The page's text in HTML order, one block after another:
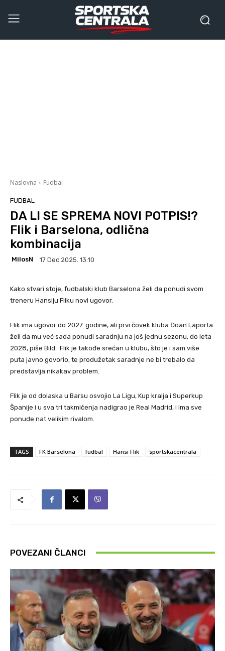
Naslovna Fudbal
FUDBAL
DA LI SE SPREMA NOVI POTPIS!?
Flik i Barselona, odlična
kombinacija
MilosN 17 Dec 2025. 13:10
Kako stvari stoje, fudbalski klub Barselona želi da ponudi svom
treneru Hansiju Fliku novi ugovor.
Flik ima ugovor do 2027. godine, ali prvi čovek kluba Đoan Laporta
želi da mu već sada ponudi saradnju na još jednu sezonu, do leta
2028, piše Bild. Flik je takođe srećan u klubu, što je i sam više
puta javno govorio, te produžetak saradnje ne bi trebalo da
predstavlja nikakav problem.
Flik je od dolaska u Barsu osvojio La Ligu, Kup kralja i Superkup
Španije i u sva tri takmičenja nadigrao je Real Madrid, i ima sve
ponude nat velikim rivalom.
TAGS FK Barselona fudbal Hansi Flik sportskacentrala
POVEZANI ČLANCI